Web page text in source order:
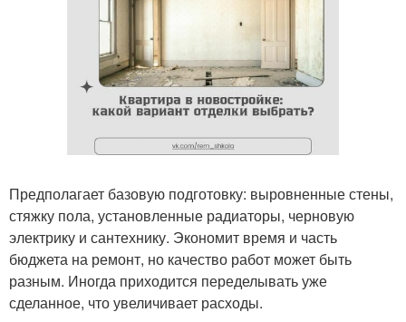
Предполагает базовую подготовку: выровненные стены,
стяжку пола, установленные радиаторы, черновую
электрику и сантехнику. Экономит время и часть
бюджета на ремонт, но качество работ может быть
разным. Иногда приходится переделывать уже
сделанное, что увеличивает расходы.